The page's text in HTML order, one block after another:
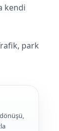
kendi
park